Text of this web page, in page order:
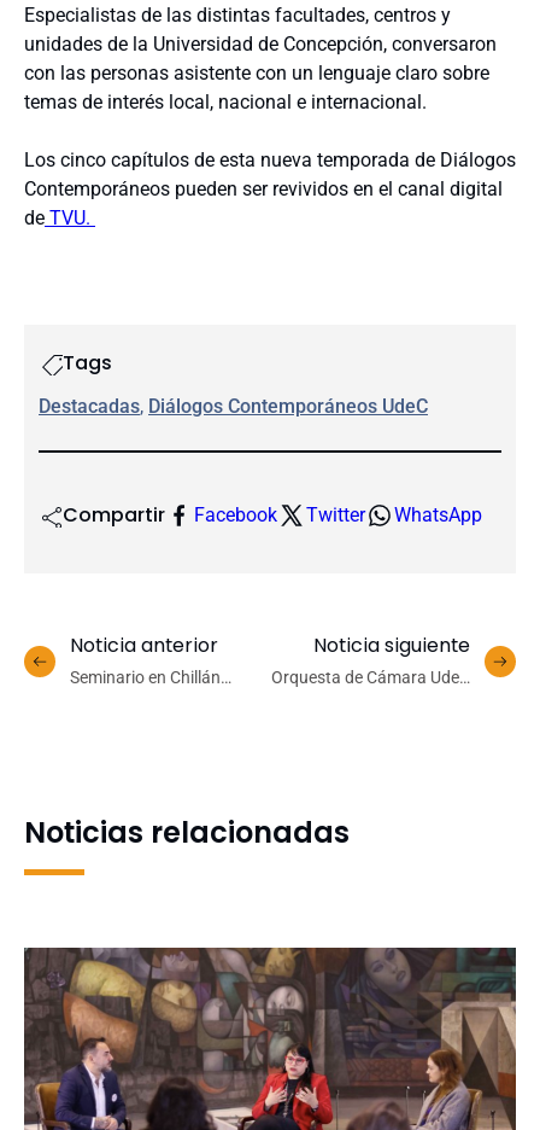
Especialistas de las distintas facultades, centros y
unidades de la Universidad de Concepción, conversaron
con las personas asistente con un lenguaje claro sobre
temas de interés local, nacional e internacional.
Los cinco capítulos de esta nueva temporada de Diálogos
Contemporáneos pueden ser revividos en el canal digital
de TVU.
Tags
Destacadas, Diálogos Contemporáneos UdeC
Compartir Facebook Twitter WhatsApp
Noticia anterior
Seminario en Chillán
Noticia siguiente
Orquesta de Cámara UdeC
Noticias relacionadas